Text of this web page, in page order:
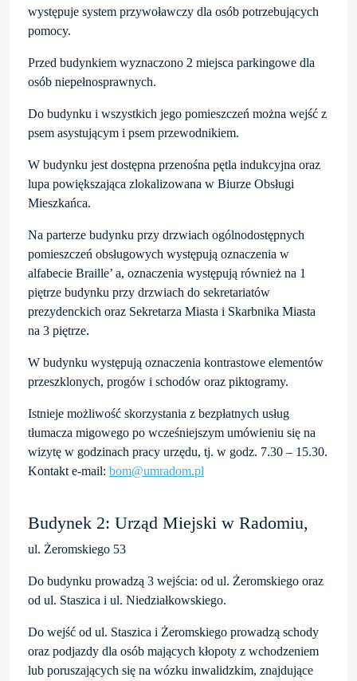
występuje system przywoławczy dla osób potrzebujących
pomocy.
Przed budynkiem wyznaczono 2 miejsca parkingowe dla
osób niepełnosprawnych.
Do budynku i wszystkich jego pomieszczeń można wejść z
psem asystującym i psem przewodnikiem.
W budynku jest dostępna przenośna pętla indukcyjna oraz
lupa powiększająca zlokalizowana w Biurze Obsługi
Mieszkańca.
Na parterze budynku przy drzwiach ogólnodostępnych
pomieszczeń obsługowych występują oznaczenia w
alfabecie Braille’ a, oznaczenia występują również na 1
piętrze budynku przy drzwiach do sekretariatów
prezydenckich oraz Sekretarza Miasta i Skarbnika Miasta
na 3 piętrze.
W budynku występują oznaczenia kontrastowe elementów
przeszklonych, progów i schodów oraz piktogramy.
Istnieje możliwość skorzystania z bezpłatnych usług
tłumacza migowego po wcześniejszym umówieniu się na
wizytę w godzinach pracy urzędu, tj. w godz. 7.30 – 15.30.
Kontakt e-mail: bom@umradom.pl
Budynek 2: Urząd Miejski w Radomiu,
ul. Żeromskiego 53
Do budynku prowadzą 3 wejścia: od ul. Żeromskiego oraz
od ul. Staszica i ul. Niedziałkowskiego.
Do wejść od ul. Staszica i Żeromskiego prowadzą schody
oraz podjazdy dla osób mających kłopoty z wchodzeniem
lub poruszających się na wózku inwalidzkim, znajdujące